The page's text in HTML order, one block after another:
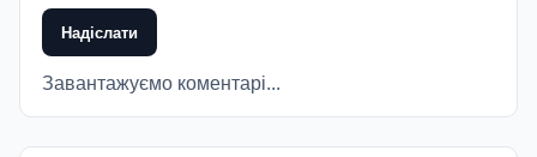
Надіслати
Завантажуємо коментарі...